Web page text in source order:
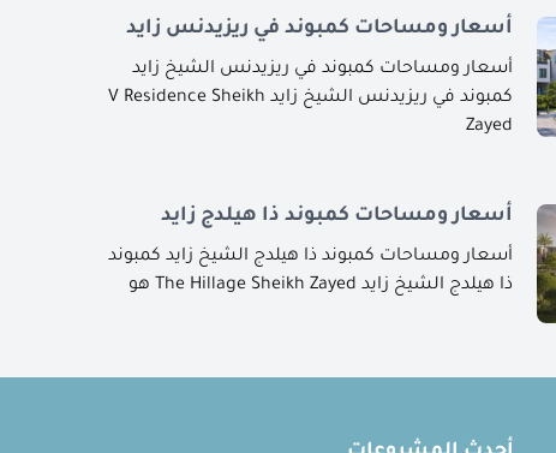
أسعار ومساحات كمبوند في ريزيدنس زايد
أسعار ومساحات كمبوند في ريزيدنس الشيخ زايد
كمبوند في ريزيدنس الشيخ زايد V Residence Sheikh
Zayed
أسعار ومساحات كمبوند ذا هيلدج زايد
أسعار ومساحات كمبوند ذا هيلدج الشيخ زايد كمبوند
ذا هيلدج الشيخ زايد The Hillage Sheikh Zayed هو